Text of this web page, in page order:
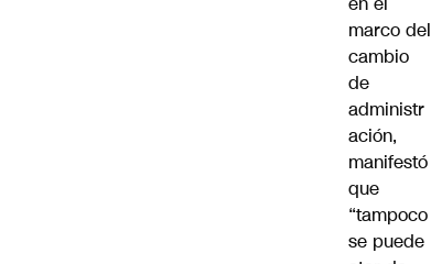
marco del
cambio
de
administr
ación,
manifestó
que
“tampoco
se puede